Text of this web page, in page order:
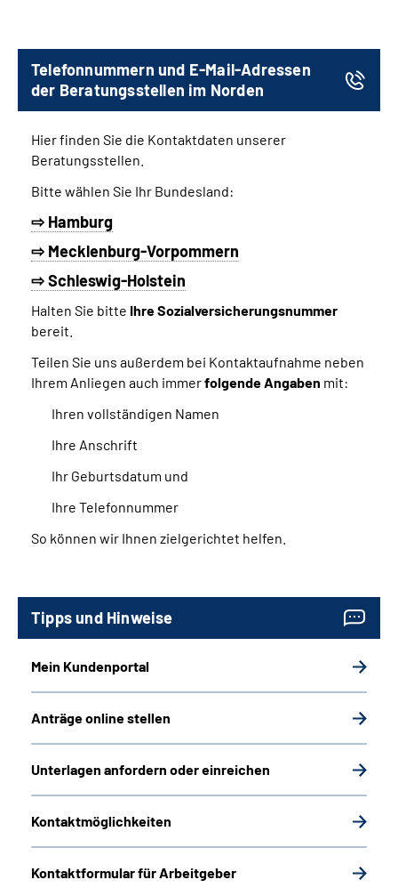
Telefonnummern und E-Mail-Adressen
der Beratungsstellen im Norden
Hier finden Sie die Kontaktdaten unserer
Beratungsstellen.
Bitte wählen Sie Ihr Bundesland:
⇨ Hamburg
⇨ Mecklenburg-Vorpommern
⇨ Schleswig-Holstein
Halten Sie bitte Ihre Sozialversicherungsnummer
bereit.
Teilen Sie uns außerdem bei Kontaktaufnahme neben
Ihrem Anliegen auch immerfolgende Angaben mit:
Ihren vollständigen Namen
Ihre Anschrift
Ihr Geburtsdatum und
Ihre Telefonnummer
So können wir Ihnen zielgerichtet helfen.
Tipps und Hinweise
Mein Kundenportal
Anträge online stellen
Unterlagen anfordern oder einreichen
Kontaktmöglichkeiten
Kontaktformular für Arbeitgeber